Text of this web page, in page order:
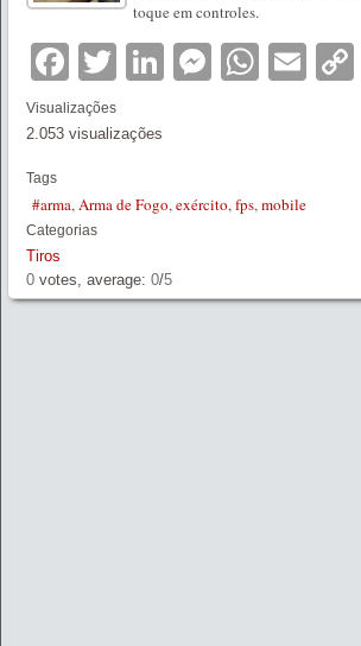
toque em controles.
Facebook
TwitterLinkedIn
Visualizações
2.053 visualizações
Tags
#arma,Arma de Fogo,exército,fps,mobile
Categorias
Tiros
0 votes, average: 0/5